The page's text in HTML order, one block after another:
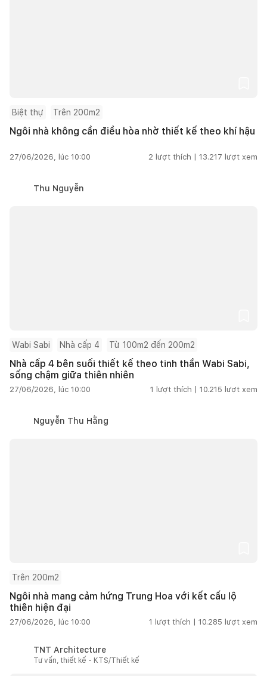
Biệt thự Trên 200m2
Ngôi nhà không cần điều hòa nhờ thiết kế theo khí hậu
27/06/2026, lúc 10:00 2 lượt thích | 13.217 lượt xem
Thu Nguyễn
Wabi Sabi Nhà cấp 4 Từ 100m2 đến 200m2
Nhà cấp 4 bên suối thiết kế theo tinh thần Wabi Sabi,
sống chậm giữa thiên nhiên
27/06/2026, lúc 10:00 1 lượt thích | 10.215 lượt xem
Nguyễn Thu Hằng
Trên 200m2
Ngôi nhà mang cảm hứng Trung Hoa với kết cấu lộ
thiên hiện đại
27/06/2026, lúc 10:00 1 lượt thích | 10.285 lượt xem
TNT Architecture
Tư vấn, thiết kế - KTS/Thiết kế